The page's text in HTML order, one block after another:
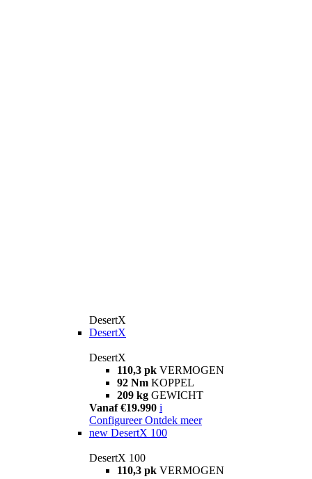
DesertX
DesertX
DesertX
110,3 pk VERMOGEN
92 Nm KOPPEL
209 kg GEWICHT
Vanaf €19.990 i
Configureer Ontdek meer
new DesertX 100
DesertX 100
110,3 pk VERMOGEN